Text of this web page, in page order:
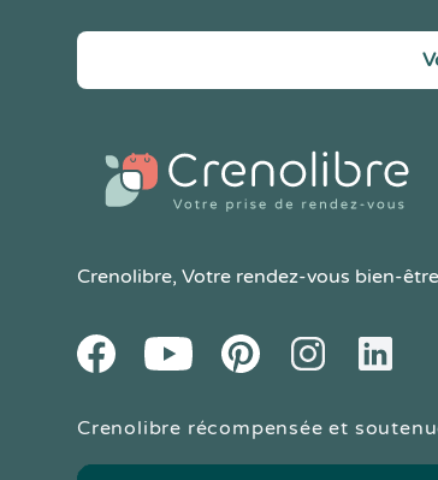
Crenolibre, Votre rendez-vous bien-être
FacebookYoutube PinteresetInstagramLinkedIn
Crenolibre récompensée et